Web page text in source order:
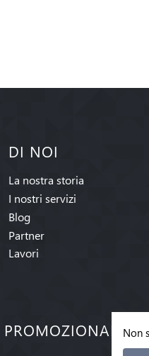
DI NOI
La nostra storia
I nostri servizi
Blog
Partner
Lavori
PROMOZIONALI!Non